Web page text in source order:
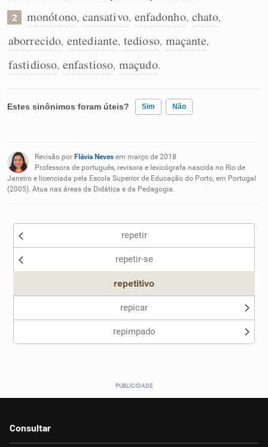
Dicionário
Sinônimos
2 monótono, cansativo, enfadonho, chato,
aborrecido, entediante, tedioso, maçante,
fastidioso, enfastioso, maçudo.
Estes sinônimos foram úteis? Sim Não
Nenhum dos sinônimos apresentados me ajudou
Outro
Revisão por Flávia Neves em março de 2018
Professora de português, revisora e lexicógrafa nascida no Rio de
Janeiro e licenciada pela Escola Superior de Educação do Porto, em Portugal
(2005). Atua nas áreas da Didática e da Pedagogia.
repetir
repetir-se
repetitivo
repicar
repimpado
Consultar